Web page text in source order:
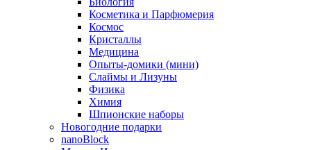
Косметика и Парфюмерия
Космос
Кристаллы
Медицина
Опыты-домики (мини)
Слаймы и Лизуны
Физика
Химия
Шпионские наборы
Новогодние подарки
nanoBlock